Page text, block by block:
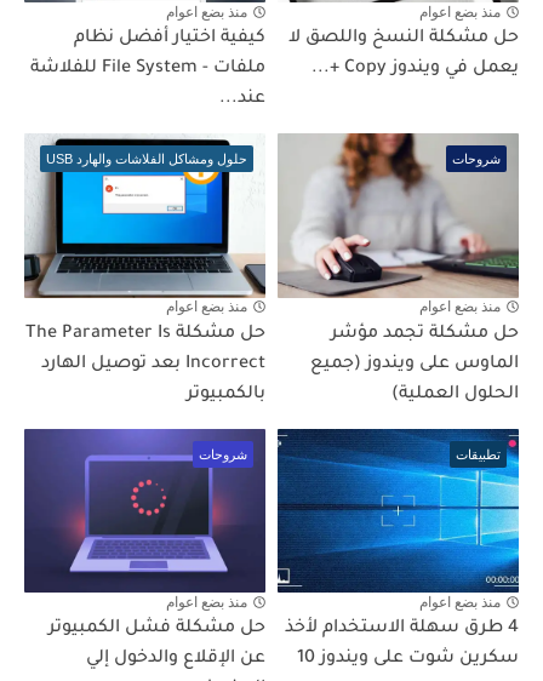
منذ بضع اعوام
حل مشكلة النسخ واللصق لا
يعمل في ويندوز Copy +...
منذ بضع اعوام
كيفية اختيار أفضل نظام
ملفات - File System للفلاشة
عند...
شروحات
منذ بضع اعوام
حل مشكلة تجمد مؤشر
الماوس على ويندوز (جميع
الحلول العملية)
حلول ومشاكل الفلاشات والهارد USB
منذ بضع اعوام
حل مشكلة The Parameter Is
Incorrect بعد توصيل الهارد
بالكمبيوتر
تطبيقات
منذ بضع اعوام
4 طرق سهلة الاستخدام لأخذ
سكرين شوت على ويندوز 10
شروحات
منذ بضع اعوام
حل مشكلة فشل الكمبيوتر
عن الإقلاع والدخول إلي